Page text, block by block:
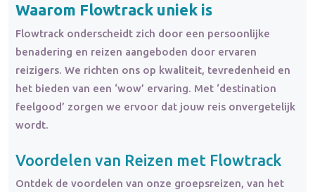
Waarom Flowtrack uniek is
Flowtrack onderscheidt zich door een persoonlijke
benadering en reizen aangeboden door ervaren
reizigers. We richten ons op kwaliteit, tevredenheid en
het bieden van een ‘wow’ ervaring. Met ‘destination
feelgood’ zorgen we ervoor dat jouw reis onvergetelijk
wordt.
Voordelen van Reizen met Flowtrack
Ontdek de voordelen van onze groepsreizen, van het